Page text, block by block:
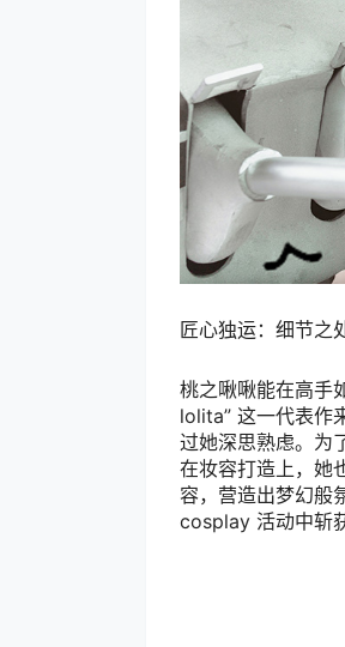
桃之啾啾能在高手
lolita” 这一代表作
过她深思熟虑。为
在妆容打造上，她
容，营造出梦幻般